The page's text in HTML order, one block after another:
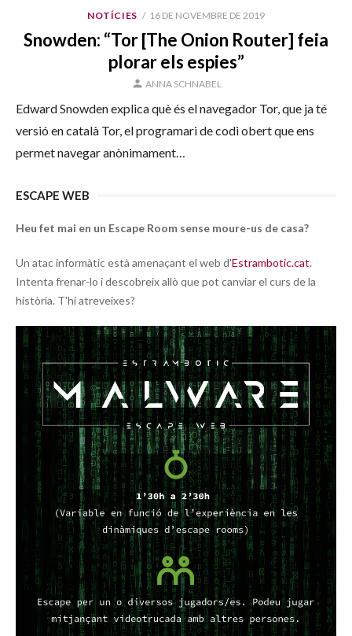
NOTÍCIES
PUBLICAT
16 DE NOVEMBRE DE 2019
Snowden: “Tor [The Onion Router] feia
plorar els espies”
AUTOR
ANNA SCHNABEL
Edward Snowden explica què és el navegador Tor, que ja té
versió en català Tor, el programari de codi obert que ens
permet navegar anònimament…
ESCAPE WEB
Heu fet mai en un Escape Room sense moure-us de casa?
Un atac informàtic està amenaçant el web d'Estrambotic.cat.
Intenta frenar-lo i descobreix allò que pot canviar el curs de la
història. T'hi atreveixes?